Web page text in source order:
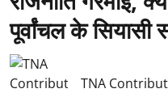
पूर्वांचल के सियासी
TNA